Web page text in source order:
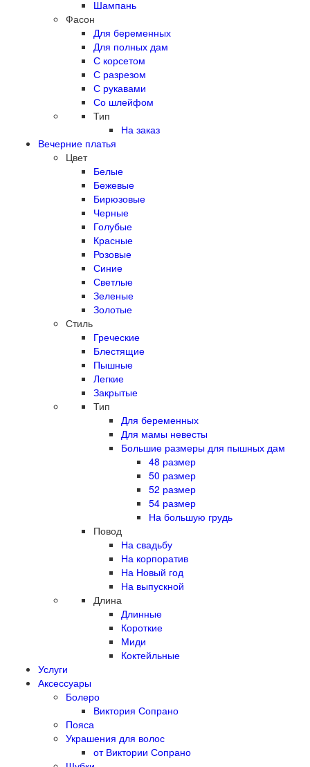
Шампань
Фасон
Для беременных
Для полных дам
С корсетом
С разрезом
С рукавами
Со шлейфом
Тип
На заказ
Вечерние платья
Цвет
Белые
Бежевые
Бирюзовые
Черные
Голубые
Красные
Розовые
Синие
Светлые
Зеленые
Золотые
Стиль
Греческие
Блестящие
Пышные
Легкие
Закрытые
Тип
Для беременных
Для мамы невесты
Большие размеры для пышных дам
48 размер
50 размер
52 размер
54 размер
На большую грудь
Повод
На свадьбу
На корпоратив
На Новый год
На выпускной
Длина
Длинные
Короткие
Миди
Коктейльные
Услуги
Аксессуары
Болеро
Виктория Сопрано
Пояса
Украшения для волос
от Виктории Сопрано